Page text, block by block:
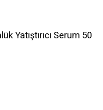
Yatıştırıcı Serum 50